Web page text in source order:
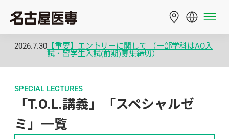
2026.7.30 【重要】エントリーに関して （一部学科はAO入
試・留学生入試(前期)募集締切）
SPECIAL LECTURES
「T.O.L.講義」「スペシャルゼ
ミ」一覧